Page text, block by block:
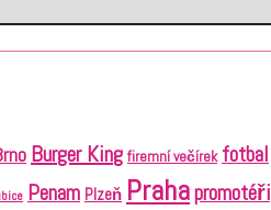
Burger King firemní večírek fotbal
Penam Plzeň Prahapromotéři